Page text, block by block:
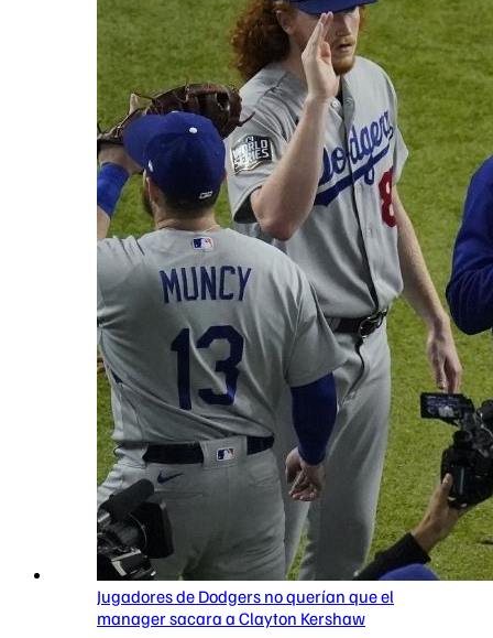
Jugadores de Dodgers no querían que el
manager sacara a Clayton Kershaw